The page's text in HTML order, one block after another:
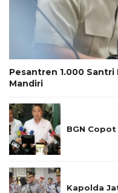
Pesantren 1.000 Santri
Mandiri
BGN Copot
Kapolda